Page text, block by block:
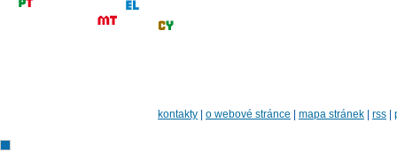
kontakty o webové stránce mapa stránek rss